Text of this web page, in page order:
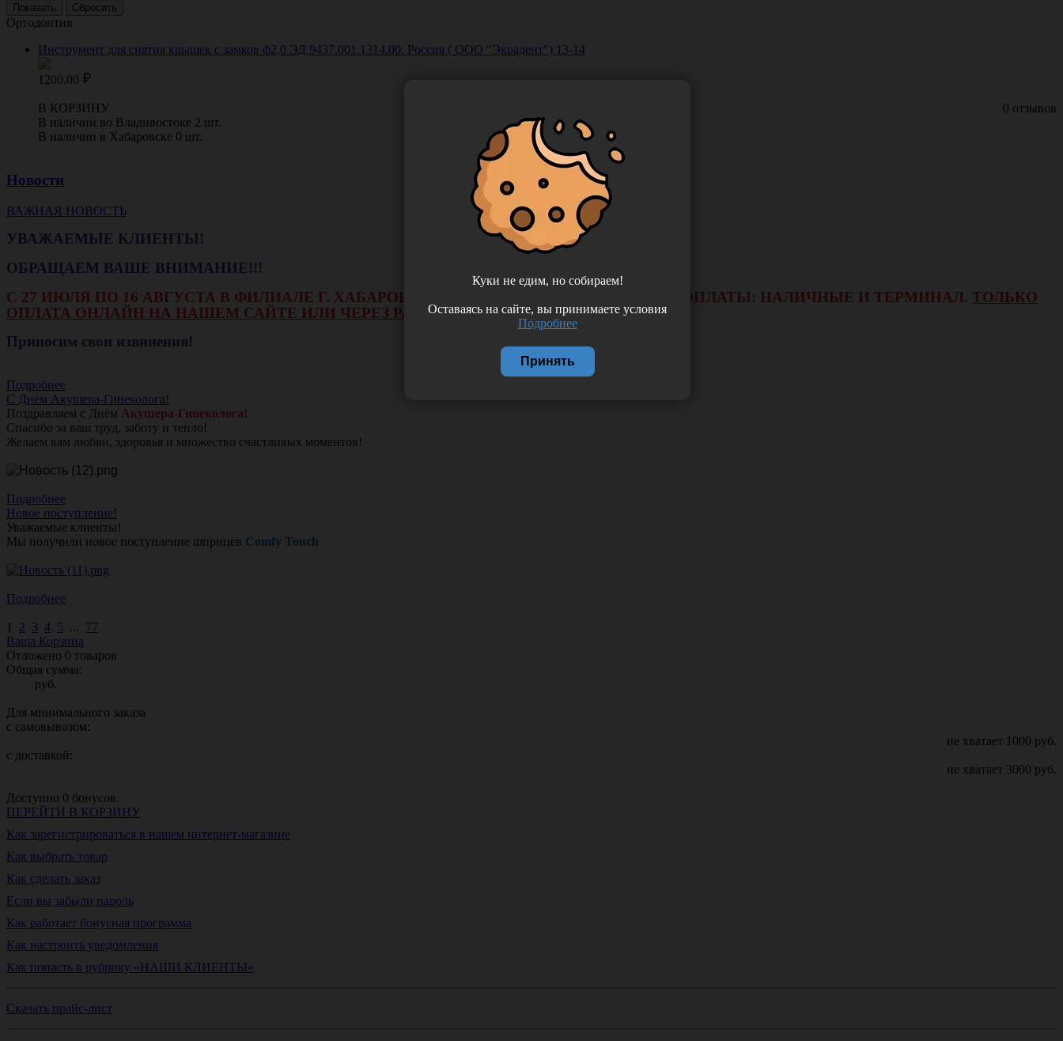
Ортодонтия
Инструмент для снятия крышек с замков ф2,0 ЭД 9437.001.1314.00. Россия ( ООО "Экрадент") 13-14
1200.00
0 отзывов
В КОРЗИНУ
В наличии во Владивостоке 2 шт.
В наличии в Хабаровске 0 шт.
Новости
ВАЖНАЯ НОВОСТЬ
УВАЖАЕМЫЕ КЛИЕНТЫ!
ОБРАЩАЕМ ВАШЕ ВНИМАНИЕ!!!
С 27 ИЮЛЯ ПО 16 АВГУСТА В ФИЛИАЛЕ Г. ХАБАРОВСКА НЕ БУДЕТ ДЕЙСТВОВАТЬ ВИД ОПЛАТЫ: НАЛИЧНЫЕ И ТЕРМИНАЛ. ТОЛЬКО
ОПЛАТА ОНЛАЙН НА НАШЕМ САЙТЕ ИЛИ ЧЕРЕЗ РАСЧЕТНЫЙ СЧЕТ.
Приносим свои извинения!
Подробнее
С Днём Акушера-Гинеколога!
Поздравляем с Днём Акушера-Гинеколога!
Спасибо за ваш труд, заботу и тепло!
Желаем вам любви, здоровья и множество счастливых моментов!
Подробнее
Новое поступление!
Уважаемые клиенты!
Мы получили новое поступление шприцев Comfy Touch
Подробнее
1 2 3 4 5 ... 77
Ваша Корзина
Отложено 0 товаров
Общая сумма:
руб.
Для минимального заказа
с самовывозом:
не хватает 1000 руб.
с доставкой:
не хватает 3000 руб.
Доступно 0 бонусов.
ПЕРЕЙТИ В КОРЗИНУ
Как зарегистрироваться в нашем интернет-магазине
Как выбрать товар
Как сделать заказ
Если вы забыли пароль
Как работает бонусная программа
Как настроить уведомления
Как попасть в рубрику «НАШИ КЛИЕНТЫ»
Скачать прайс-лист
Куки не едим, но собираем!
Оставаясь на сайте, вы принимаете условия
Подробнее
Принять